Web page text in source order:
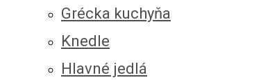
Grécka kuchyňa
Knedle
Hlavné jedlá